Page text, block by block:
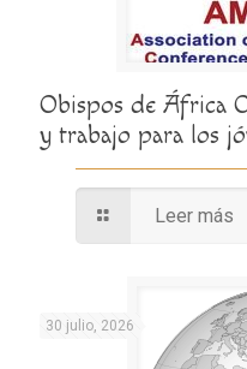
Obispos de África
y trabajo para los
Leer más
30 julio, 2026